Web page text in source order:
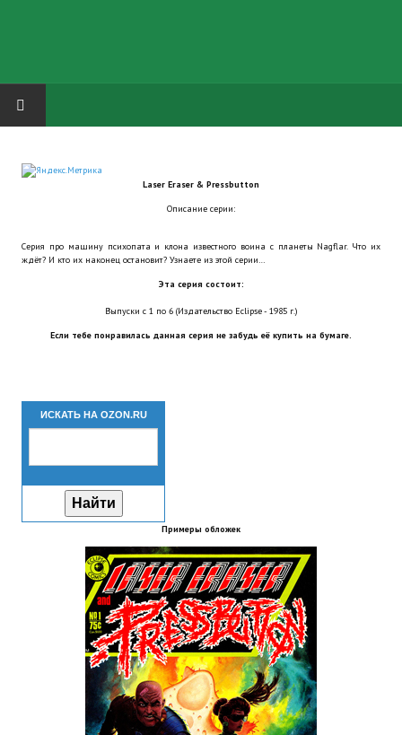
Теневой кардинал для Обливиона
Aliens vs Predator 2 (Русские субтитры)
Новый ГГ
Теневой кардинал для Скайрима
Работы Alexandra10
Kitana HGEC
Apella CBBE SSE BodySlide (with Physics)
Apella 2.0 CBBE SSE BodySlide (with Physics)
Kitana CBBE SSE BodySlide (with Physics)
Nekomimi
Laser Eraser & Pressbutton
Описание серии:
Серия про машину психопата и клона известного воина с планеты Nagflar. Что их
ждёт? И кто их наконец остановит? Узнаете из этой серии…
Эта серия состоит:
Выпуски с 1 по 6 (Издательство Eclipse - 1985 г.)
Если тебе понравилась данная серия не забудь её купить на бумаге.
ИСКАТЬ НА OZON.RU
Примеры обложек